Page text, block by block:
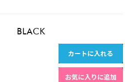
BLACK
カートに入れる
お気に入りに追加